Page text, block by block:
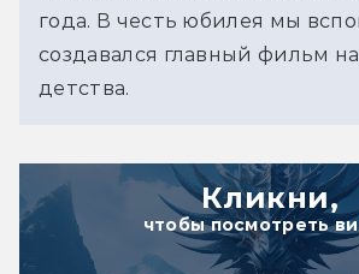
года. В честь юбилея мы
создавался главный фильм
детства.
Кликни,
чтобы посмотреть